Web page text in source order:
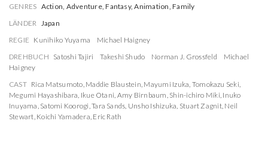
GENRES Action, Adventure, Fantasy, Animation, Family
LÄNDER Japan
REGIE Kunihiko Yuyama
Michael Haigney
DREHBUCH Satoshi Tajiri Takeshi Shudo Norman J. Grossfeld
Michael
Haigney
CAST Rica Matsumoto, Maddie Blaustein, Mayumi Izuka, Tomokazu Seki,
Megumi Hayashibara, Ikue Otani, Amy Birnbaum, Shin-ichiro Miki, Inuko
Inuyama, Satomi Koorogi,Tara Sands, Unsho Ishizuka, Stuart Zagnit, Neil
Stewart, Koichi Yamadera, Eric Rath